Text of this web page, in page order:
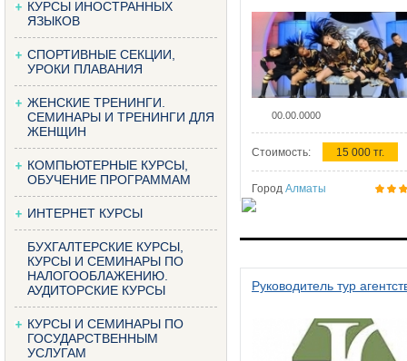
КУРСЫ ИНОСТРАННЫХ
ЯЗЫКОВ
СПОРТИВНЫЕ СЕКЦИИ,
УРОКИ ПЛАВАНИЯ
ЖЕНСКИЕ ТРЕНИНГИ.
СЕМИНАРЫ И ТРЕНИНГИ ДЛЯ
ЖЕНЩИН
КОМПЬЮТЕРНЫЕ КУРСЫ,
ОБУЧЕНИЕ ПРОГРАММАМ
ИНТЕРНЕТ КУРСЫ
БУХГАЛТЕРСКИЕ КУРСЫ,
КУРСЫ И СЕМИНАРЫ ПО
НАЛОГООБЛАЖЕНИЮ.
АУДИТОРСКИЕ КУРСЫ
КУРСЫ И СЕМИНАРЫ ПО
ГОСУДАРСТВЕННЫМ
УСЛУГАМ
00.00.0000
Стоимость: 15 000 тг.
Город Алматы
Руководитель тур